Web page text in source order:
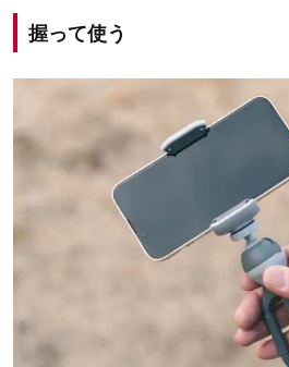
握って使う